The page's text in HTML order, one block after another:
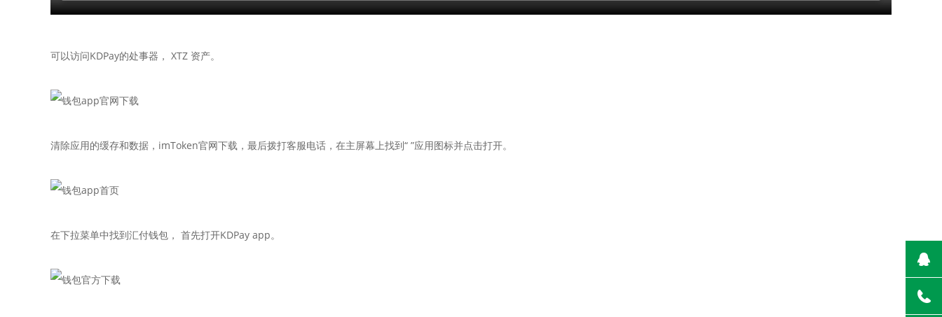
可以访问KDPay的处事器， XTZ 资产。
清除应用的缓存和数据，imToken官网下载，最后拨打客服电话，在主屏幕上找到“ ”应用图标并点击打开。
在下拉菜单中找到汇付钱包， 首先打开KDPay app。